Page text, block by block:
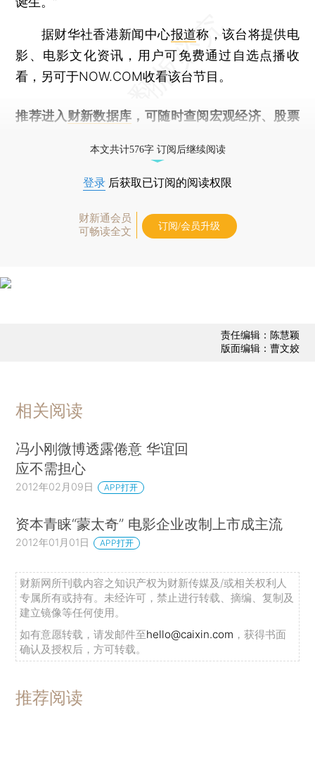
据财华社香港新闻中心报道称，该台将提供电
影、电影文化资讯，用户可免费通过自选点播收
看，另可于NOW.COM收看该台节目。
推荐进入 财新数据库 ，可随时查阅宏观经济、股票
本文共计576字 订阅后继续阅读
登录 后获取已订阅的阅读权限
财新通会员
可畅读全文
订阅/会员升级
责任编辑：陈慧颖
版面编辑：曹文姣
相关阅读
冯小刚微博透露倦意 华谊回
应不需担心
2012年02月09日 APP打开
资本青睐“蒙太奇” 电影企业改制上市成主流
2012年01月01日 APP打开
财新网所刊载内容之知识产权为财新传媒及/或相关权利人
专属所有或持有。未经许可，禁止进行转载、摘编、复制及
建立镜像等任何使用。
如有意愿转载，请发邮件至hello@caixin.com ，获得书面
确认及授权后，方可转载。
推荐阅读